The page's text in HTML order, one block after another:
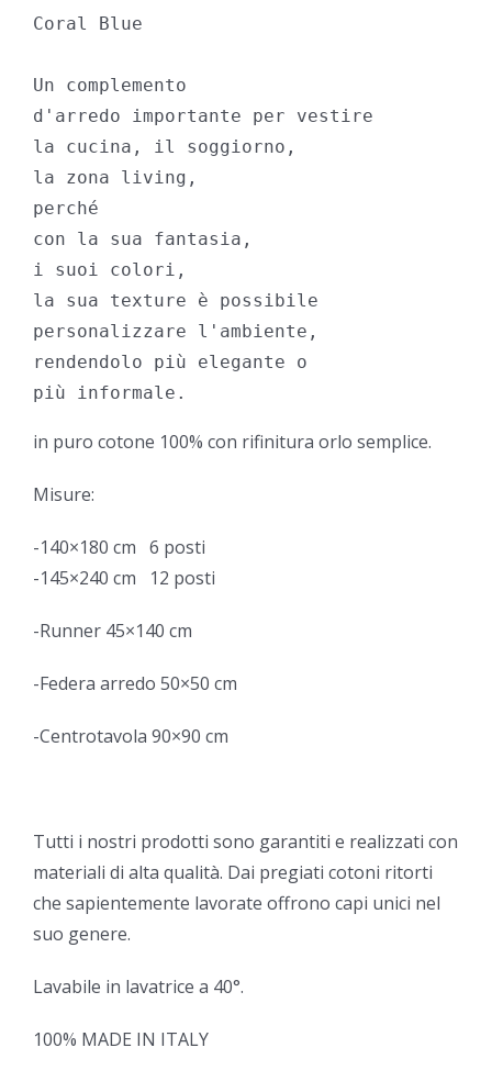
Coral Blue
Un complemento
d'arredo importante per vestire
la cucina, il soggiorno,
la zona living,
perché
con la sua fantasia,
i suoi colori,
la sua texture è possibile
personalizzare l'ambiente,
rendendolo più elegante o
più informale.
in puro cotone 100% con rifinitura orlo semplice.
Misure:
-140×180 cm 6 posti
-145×240 cm 12 posti
-Runner 45×140 cm
-Federa arredo 50×50 cm
-Centrotavola 90×90 cm
Tutti i nostri prodotti sono garantiti e realizzati con
materiali di alta qualità. Dai pregiati cotoni ritorti
che sapientemente lavorate offrono capi unici nel
suo genere.
Lavabile in lavatrice a 40°.
100% MADE IN ITALY